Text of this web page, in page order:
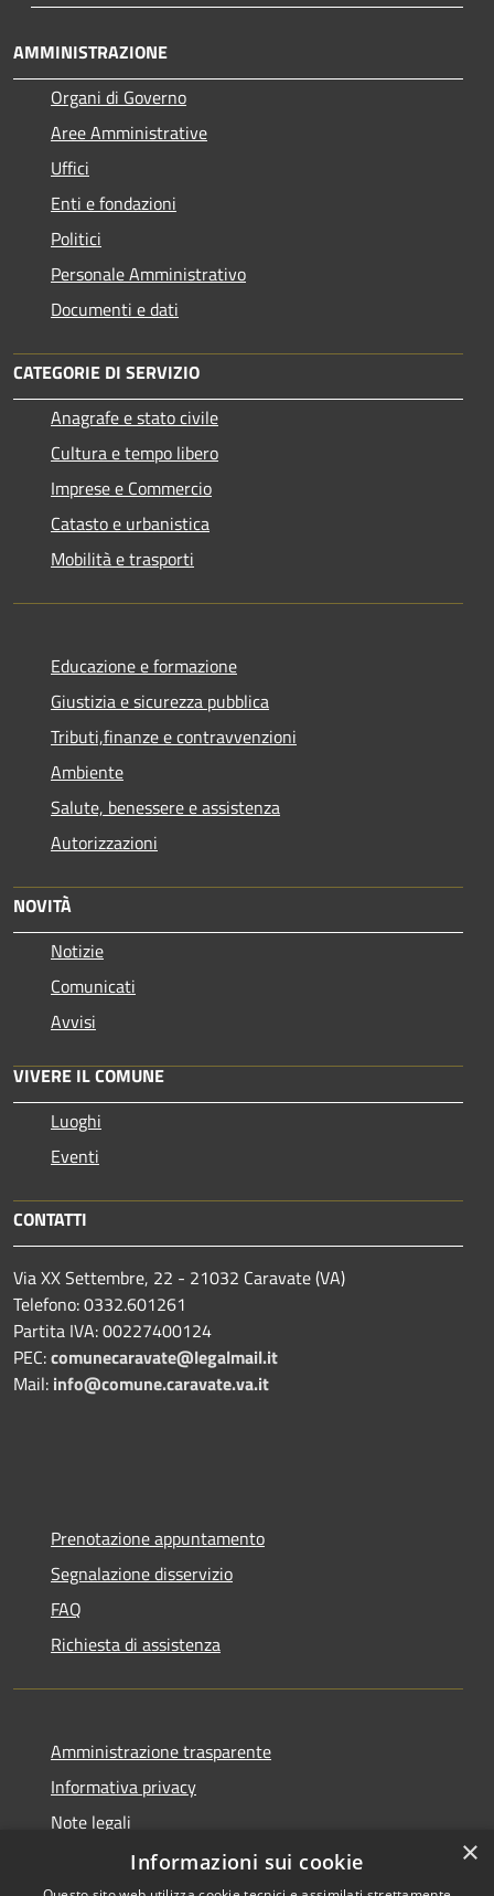
AMMINISTRAZIONE
Organi di Governo
Aree Amministrative
Uffici
Enti e fondazioni
Politici
Personale Amministrativo
Documenti e dati
CATEGORIE DI SERVIZIO
Anagrafe e stato civile
Cultura e tempo libero
Imprese e Commercio
Catasto e urbanistica
Mobilità e trasporti
Educazione e formazione
Giustizia e sicurezza pubblica
Tributi,finanze e contravvenzioni
Ambiente
Salute, benessere e assistenza
Autorizzazioni
NOVITÀ
Notizie
Comunicati
Avvisi
VIVERE IL COMUNE
Luoghi
Eventi
CONTATTI
Via XX Settembre, 22 - 21032 Caravate (VA)
Telefono: 0332.601261
Partita IVA: 00227400124
PEC:comunecaravate@legalmail.it
Mail: info@comune.caravate.va.it
Prenotazione appuntamento
Segnalazione disservizio
FAQ
Richiesta di assistenza
Amministrazione trasparente
Informativa privacy
Note legali
Dichiarazione di accessibilità
×
Informazioni sui cookie